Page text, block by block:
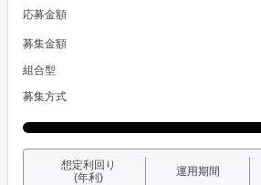
応募金額
募集金額
組合型
募集方式
想定利回り
(年利)
運用期間